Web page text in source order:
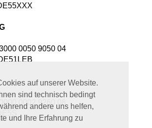
auf unserer Website.
sind technisch bedingt
andere uns helfen,
und Ihre Erfahrung zu
0050 9050 04
0002 9260 08